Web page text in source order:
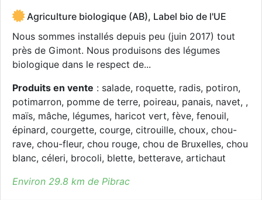
Agriculture biologique (AB), Label bio de l'UE
Nous sommes installés depuis peu (juin 2017) tout
près de Gimont. Nous produisons des légumes
biologique dans le respect de...
Produits en vente : salade, roquette, radis, potiron,
potimarron, pomme de terre, poireau, panais, navet, ,
maïs, mâche, légumes, haricot vert, fève, fenouil,
épinard, courgette, courge, citrouille, choux, chou-
rave, chou-fleur, chou rouge, chou de Bruxelles, chou
blanc, céleri, brocoli, blette, betterave, artichaut
Environ 29.8 km de Pibrac